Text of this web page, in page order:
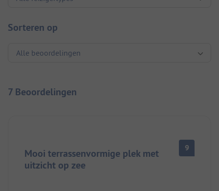
Sorteren op
7 Beoordelingen
Mooi terrassenvormige plek met
uitzicht op zee
9